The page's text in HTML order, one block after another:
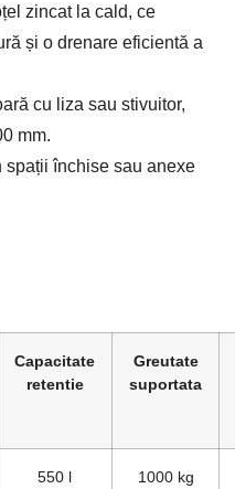
zincat la cald, ce
și o drenare eficientă a
cu liza sau stivuitor,
mm.
spații închise sau anexe
Capacitate
retentie
Greutate
suportata
550 l 1000 kg